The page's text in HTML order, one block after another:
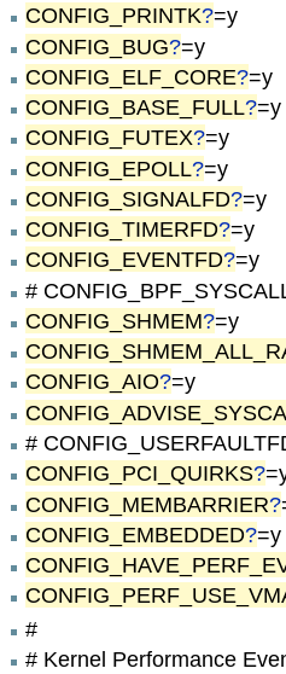
CONFIG_PRINTK?=y
CONFIG_BUG?=y
CONFIG_ELF_CORE?=y
CONFIG_BASE_FULL?=y
CONFIG_FUTEX?=y
CONFIG_EPOLL?=y
CONFIG_SIGNALFD?=y
CONFIG_TIMERFD?=y
CONFIG_EVENTFD?=y
#
CONFIG_SHMEM?=y
CONFIG_AIO?=y
#
CONFIG_PCI_QUIRKS?
CONFIG_MEMBARRIER?
CONFIG_EMBEDDED?=y
#
# Kernel Performance